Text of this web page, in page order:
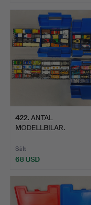
422. ANTAL
MODELLBILAR.
Sålt
68 USD